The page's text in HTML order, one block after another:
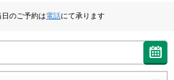
日のご予約は電話にて承ります